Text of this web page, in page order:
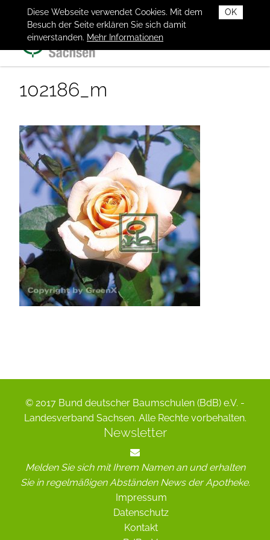
OK
Diese Webseite verwendet Cookies. Mit dem
Besuch der Seite erklären Sie sich damit
einverstanden. Mehr Informationen
102186_m
© 2017 Bund deutscher Baumschulen (BdB) e.V. -
Landesverband Sachsen. Alle Rechte vorbehalten.
Newsletter
Melden Sie sich mit Ihrem Namen an und erhalten
Sie in regelmäßigen Abständen News der Apotheke.
Impressum
Datenschutz
Kontakt